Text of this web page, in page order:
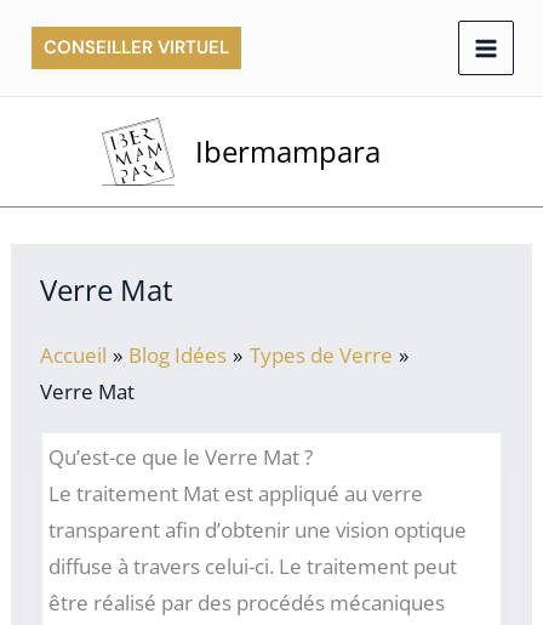
CONSEILLER VIRTUEL
Ibermampara
Verre Mat
Accueil Blog Idées
Types de Verre
Verre Mat
Qu’est-ce que le Verre Mat ?
Le traitement Mat est appliqué au verre
transparent afin d’obtenir une vision optique
diffuse à travers celui-ci. Le traitement peut
être réalisé par des procédés mécaniques